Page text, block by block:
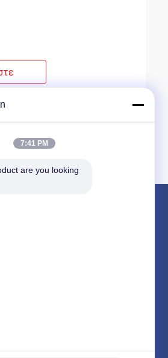
7:41 PM
are you looking